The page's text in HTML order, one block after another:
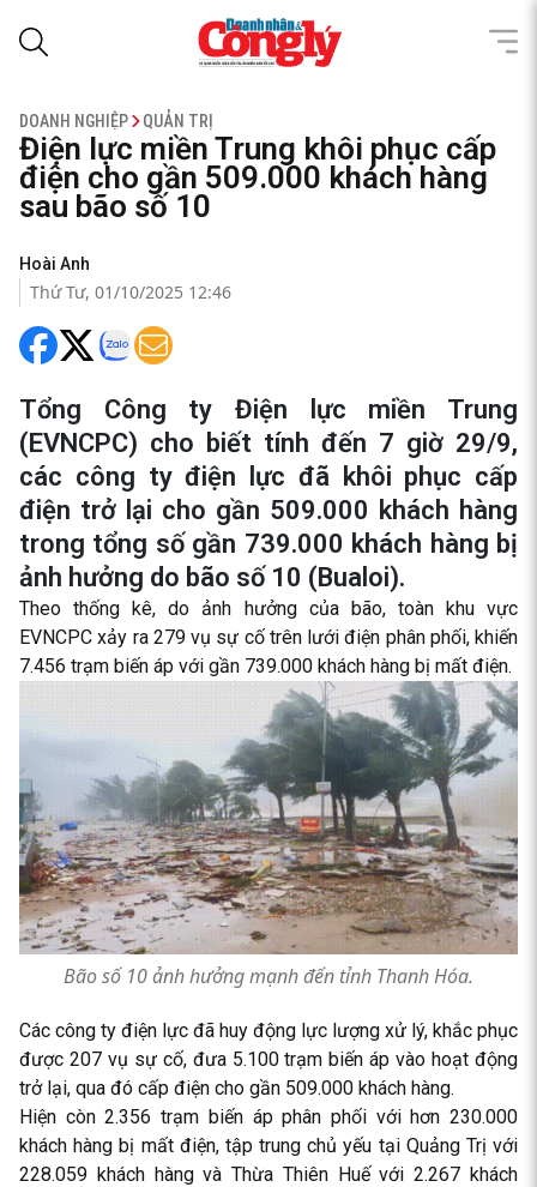
DOANH NGHIỆP QUẢN TRỊ
Điện lực miền Trung khôi phục cấp
điện cho gần 509.000 khách hàng
sau bão số 10
Hoài Anh
Thứ Tư, 01/10/2025 12:46
Tổng Công ty Điện lực miền Trung
(EVNCPC) cho biết tính đến 7 giờ 29/9,
các công ty điện lực đã khôi phục cấp
điện trở lại cho gần 509.000 khách hàng
trong tổng số gần 739.000 khách hàng bị
ảnh hưởng do bão số 10 (Bualoi).
Theo thống kê, do ảnh hưởng của bão, toàn khu vực
EVNCPC xảy ra 279 vụ sự cố trên lưới điện phân phối, khiến
7.456 trạm biến áp với gần 739.000 khách hàng bị mất điện.
Bão số 10 ảnh hưởng mạnh đến tỉnh Thanh Hóa.
Các công ty điện lực đã huy động lực lượng xử lý, khắc phục
được 207 vụ sự cố, đưa 5.100 trạm biến áp vào hoạt động
trở lại, qua đó cấp điện cho gần 509.000 khách hàng.
Hiện còn 2.356 trạm biến áp phân phối với hơn 230.000
khách hàng bị mất điện, tập trung chủ yếu tại Quảng Trị với
228.059 khách hàng và Thừa Thiên Huế với 2.267 khách